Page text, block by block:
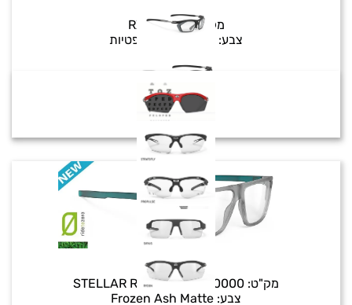
מק"ט:RX DIRECT
צבע:
עדשות שמש אופטיות
STELLAR RX
מק"ט: STELLAR RX SP910A87-0000
צבע: Frozen Ash Matte